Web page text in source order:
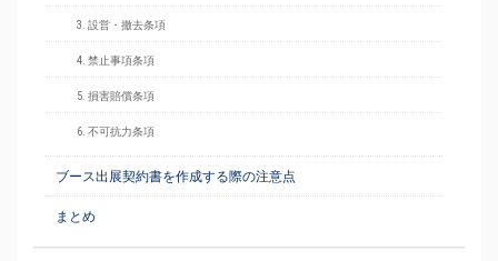
3. 設営・撤去条項
4. 禁止事項条項
5. 損害賠償条項
6. 不可抗力条項
ブース出展契約書を作成する際の注意点
まとめ